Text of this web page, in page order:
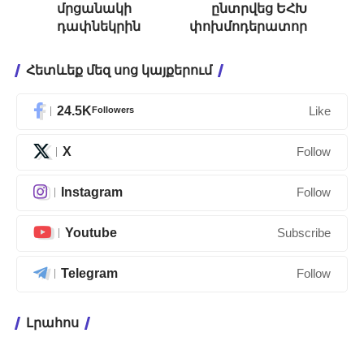
մրցանակի
դափնեկրին
ընտրվեց ԵՀԽ
փոխմոդերատոր
Հետևեք մեզ սոց կայքերում
24.5KFollowers Like
X Follow
Instagram Follow
Youtube Subscribe
Telegram Follow
Լրահոս